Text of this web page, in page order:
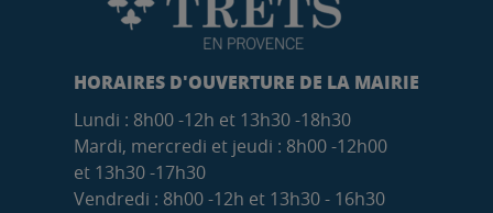
HORAIRES D'OUVERTURE DE LA MAIRIE
Lundi : 8h00 -12h et 13h30 -18h30
Mardi, mercredi et jeudi : 8h00 -12h00
et 13h30 -17h30
Vendredi : 8h00 -12h et 13h30 - 16h30